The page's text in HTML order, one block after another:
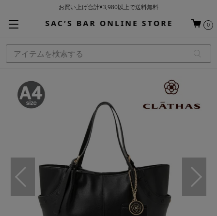
お買い上げ合計¥3,980以上で送料無料
当日～翌営業日を目安に順次発送（一部お取り寄せ商品を除く）
0